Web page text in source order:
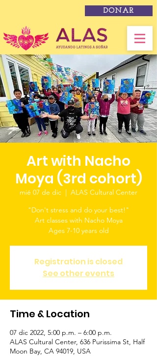
DONAR
Art with Nacho
Moya (3rd cohort)
mié 07 de dic
  |
ALAS Cultural Center
"Don't stress and do your best!"
Art classes with Nacho Moya
Ages 7-10 years old
Registration is closed
See other events
Time & Location
07 dic 2022, 5:00 p.m. – 6:00 p.m.
ALAS Cultural Center, 636 Purissima St, Half
Moon Bay, CA 94019, USA